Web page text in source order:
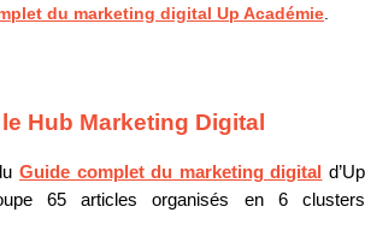
du marketing digital Up Académie
Hub Marketing Digital
Guide complet du marketing digital d’Up
65 articles organisés en 6 clusters